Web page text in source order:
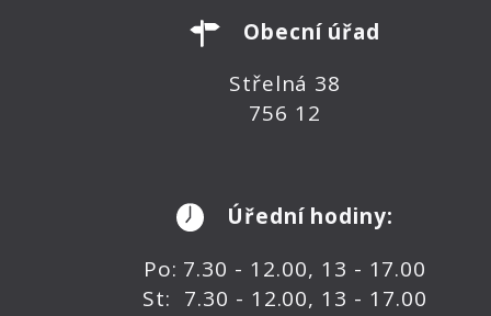
Obecní úřad
Střelná 38
756 12
Úřední hodiny:
Po: 7.30 - 12.00, 13 - 17.00
St: 7.30 - 12.00, 13 - 17.00